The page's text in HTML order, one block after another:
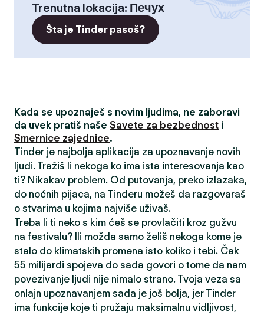
Trenutna lokacija: Печух
Šta je Tinder pasoš?
Kada se upoznaješ s novim ljudima, ne zaboravi
da uvek pratiš naše Savete za bezbednost i
Smernice zajednice.
Tinder je najbolja aplikacija za upoznavanje novih
ljudi. Tražiš li nekoga ko ima ista interesovanja kao
ti? Nikakav problem. Od putovanja, preko izlazaka,
do noćnih pijaca, na Tinderu možeš da razgovaraš
o stvarima u kojima najviše uživaš.
Treba li ti neko s kim ćeš se provlačiti kroz gužvu
na festivalu? Ili možda samo želiš nekoga kome je
stalo do klimatskih promena isto koliko i tebi. Čak
55 milijardi spojeva do sada govori o tome da nam
povezivanje ljudi nije nimalo strano. Tvoja veza sa
onlajn upoznavanjem sada je još bolja, jer Tinder
ima funkcije koje ti pružaju maksimalnu vidljivost,